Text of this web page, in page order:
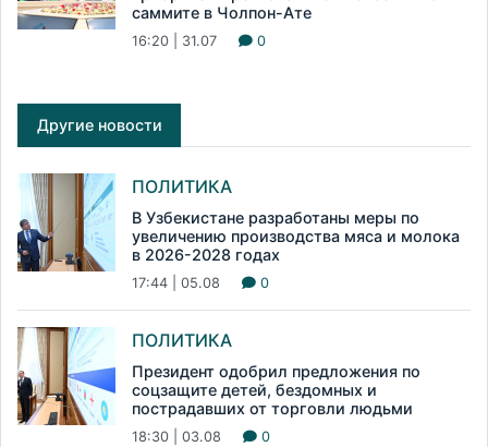
саммите в Чолпон-Ате
16:20 | 31.07 0
Другие новости
ПОЛИТИКА
В Узбекистане разработаны меры по
увеличению производства мяса и молока
в 2026-2028 годах
17:44 | 05.08 0
ПОЛИТИКА
Президент одобрил предложения по
соцзащите детей, бездомных и
пострадавших от торговли людьми
18:30 | 03.08 0